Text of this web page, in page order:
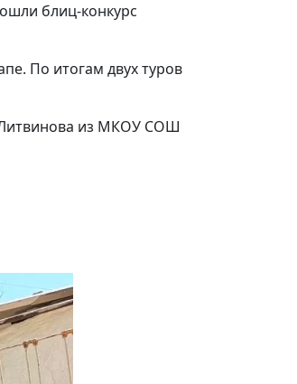
блиц-конкурс
По итогам двух туров
Литвинова из МКОУ СОШ